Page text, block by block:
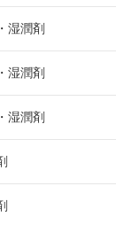
湿潤剤
湿潤剤
湿潤剤